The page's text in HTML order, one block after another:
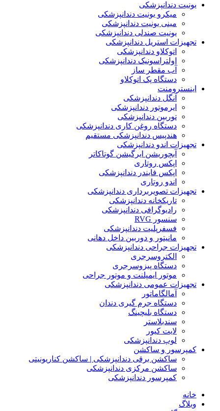
یونیت دندانپزشکی
میکرو یونیت دندانپزشکی
مینی یونیت دندانپزشکی
یونیت صندلی دندانپزشکی
تجهیزات استریل دندانپزشکی
اتوکلاو دندانپزشکی
اولتراسونیک دندانپزشکی
آب مقطر ساز
دستگاه پک اتوکلاو
اینسترومنت
آنگل دندانپزشکی
ایرموتور دندانپزشکی
توربین دندانپزشکی
دستگاه روغن کاری دندانپزشکی
هندپیس دندانپزشکی مستقیم
تجهیزات اندو دندانپزشکی
آبچوریشن ایرگیشن گوتاکاتر
اپکس روتاری
اپکس فایندر دندانپزشکی
اندو روتاری
تجهیزات تصویربرداری دندانپزشکی
تاریکخانه دندانپزشکی
رادیوگرافی دندانپزشکی
سنسور RVG
فسفرپلیت دندانپزشکی
مانیتور و دوربین داخل دهانی
تجهیزات جراحی دندانپزشکی
الکتروسرجری
دستگاه پیزوسرجری
موتور ایمپلنت و موتور جراحی
تجهیزات عمومی دندانپزشکی
آمالگاماتور
دستگاه جرم گیری دندان
دستگاه بلیچینگ
سندبلاستر
لایت کیور
لوپ دندانپزشکی
کمپرسور و ساکشن
ساکشن برقی دندانپزشکی | ساکشن کناریونیتی
ساکشن مرکزی دندانپزشکی
کمپرسور دندانپزشکی
خانه
وبلاگ